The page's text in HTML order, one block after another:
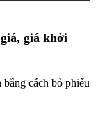
giá khởi
cách bỏ phiếu